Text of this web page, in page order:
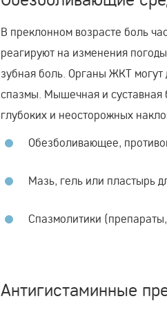
В преклонном возрасте боль
реагируют на изменения
зубная боль. Органы ЖКТ
спазмы. Мышечная и суставная
глубоких и неосторожных
Обезболивающее,
Мазь, гель или пластырь
Спазмолитики
Антигистаминные